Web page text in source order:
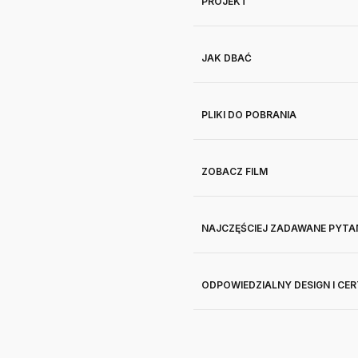
JAK DBAĆ
PLIKI DO POBRANIA
ZOBACZ FILM
NAJCZĘŚCIEJ ZADAWANE
ODPOWIEDZIALNY DESIGN I